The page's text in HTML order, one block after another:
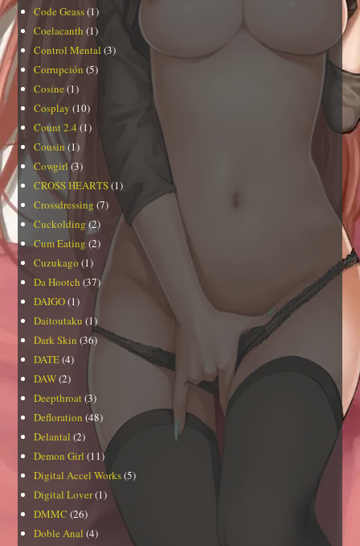
Code Geass(1)
Coelacanth (1)
Control Mental (3)
Corrupción (5)
Cosine(1)
Cosplay (10)
Count 2.4 (1)
Cousin (1)
Cowgirl(3)
CROSS HEARTS(1)
Crossdressing (7)
Cuckolding (2)
Cum Eating (2)
Cuzukago (1)
Da Hootch (37)
DAIGO(1)
Daitoutaku (1)
Dark Skin (36)
DATE(4)
DAW(2)
Deepthroat (3)
Defloration (48)
Delantal (2)
Demon Girl (11)
Digital Accel Works(5)
Digital Lover(1)
DMMC (26)
Doble Anal (4)